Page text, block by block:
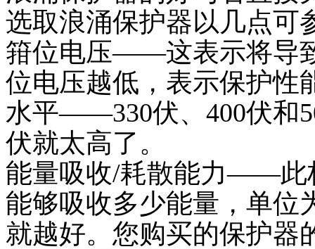
选取浪涌保护器以几点可
箝位电压——这表示将导
位电压越低，表示保护性
水平——330伏、400伏和
伏就太高了。
能量吸收/耗散能力——此
能够吸收多少能量，单位
就越好。您购买的保护器